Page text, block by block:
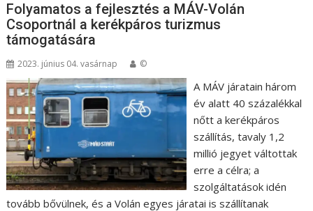
Folyamatos a fejlesztés a MÁV-Volán
Csoportnál a kerékpáros turizmus
támogatására
2023. június 04. vasárnap ©
A MÁV járatain három
év alatt 40 százalékkal
nőtt a kerékpáros
szállítás, tavaly 1,2
millió jegyet váltottak
erre a célra; a
szolgáltatások idén
tovább bővülnek, és a Volán egyes járatai is szállítanak